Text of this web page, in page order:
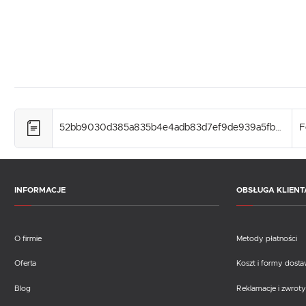
52bb9030d385a835b4e4adb83d7ef9de939a5fbe.pdf
INFORMACJE
O firmie
Oferta
Blog
OBSŁUGA
Metody płatności
Koszt i formy
Reklamacje i zwroty